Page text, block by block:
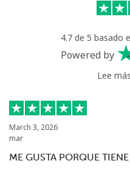
4.7 de 5 basado
Powered by
Lee
March 3, 2026
mar
ME GUSTA PORQUE